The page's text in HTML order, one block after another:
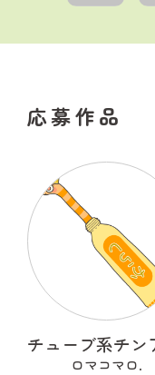
応募作品
ロマコマロ.